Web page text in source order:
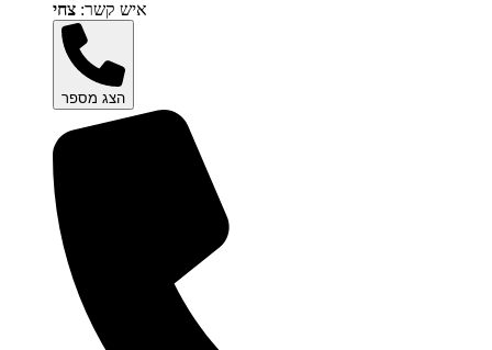
איש קשר: צחי
הצג מספר